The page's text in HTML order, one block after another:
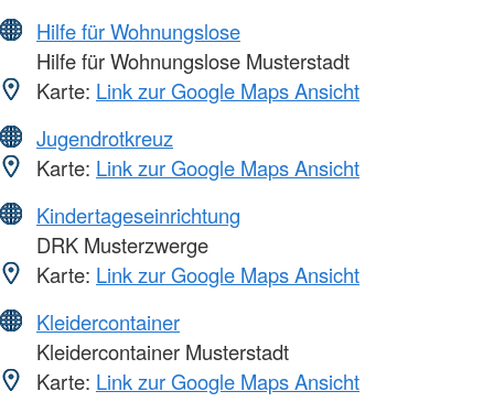
Hilfe für Wohnungslose
Hilfe für Wohnungslose Musterstadt
Karte: Link zur Google Maps Ansicht
Jugendrotkreuz
Karte: Link zur Google Maps Ansicht
Kindertageseinrichtung
DRK Musterzwerge
Karte: Link zur Google Maps Ansicht
Kleidercontainer
Kleidercontainer Musterstadt
Karte: Link zur Google Maps Ansicht